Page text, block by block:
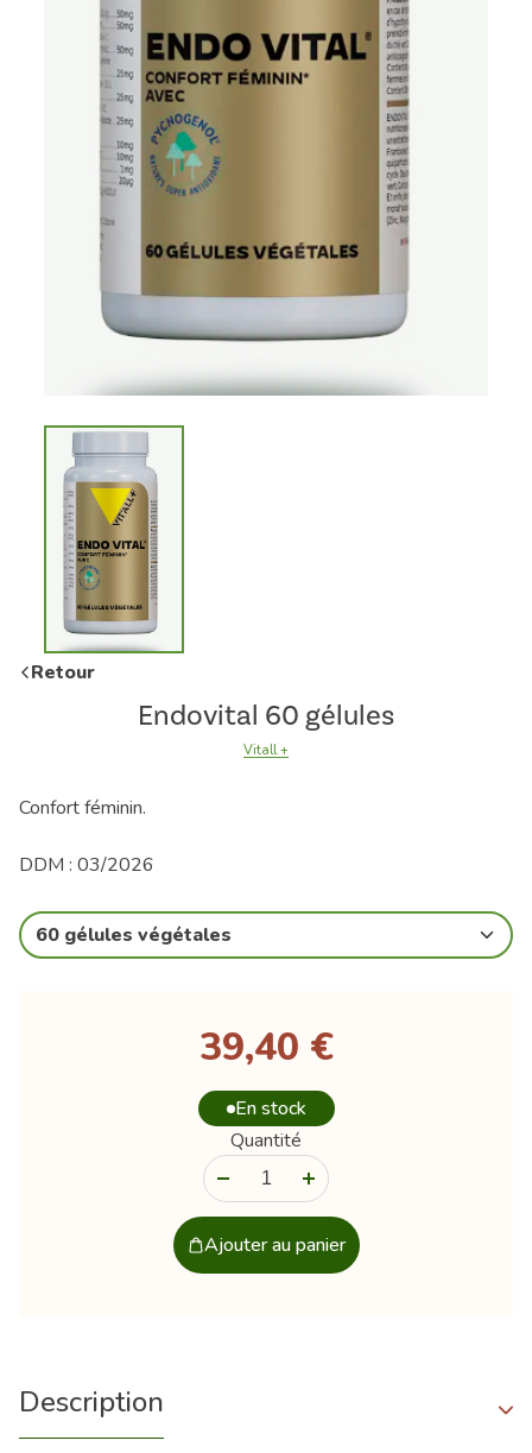
Retour
Endovital 60 gélules
Vitall +
Confort féminin.
DDM : 03/2026
60 gélules végétales
39,40 €
En stock
Quantité
Ajouter au panier
Description